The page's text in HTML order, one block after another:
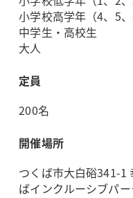
小学校高学年（4、5、
中学生・高校生
大人
定員
200名
開催場所
つくば市大白硲341-1
ばインクルーシブパー